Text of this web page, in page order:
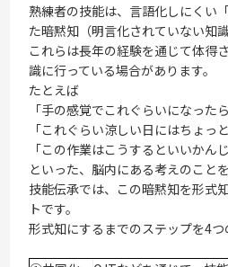
熟練者の技能は、言語化しにくい
た暗黙知（明言化されていない知
これらは長年の経験を通じて体得
識に行っている場合があります。
たとえば
「手の感覚でこれぐらいになったら
「これぐらい涼しい日にはちょっ
「この作業はこうするといいかん
といった、脳内にある考えのことを
技能伝承では、この暗黙知を形式
トです。
形式知にするまでのステップを4つ